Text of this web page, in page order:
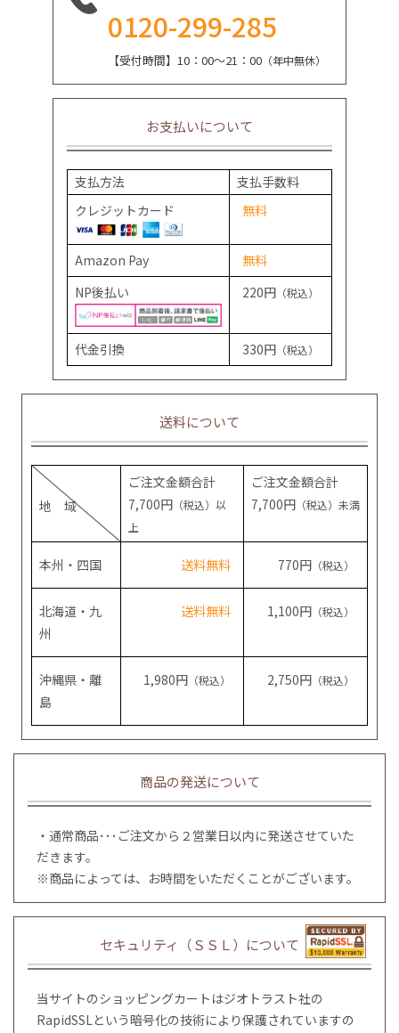
0120-299-285
【受付時間】10：00～21：00 （年中無休）
お支払いについて
支払方法
支払手数料
クレジットカード
無料
Amazon Pay
無料
NP後払い
220円 （税込）
代金引換 330円 （税込）
送料について
地 域
ご注文金額合計
7,700円 （税込）以
上
ご注文金額合計
7,700円 （税込）未満
本州・四国 送料無料 770円 （税込）
北海道・九
州
送料無料 1,100円 （税込）
沖縄県・離
島
1,980円 （税込） 2,750円 （税込）
商品の発送について
・通常商品･･･ご注文から２営業日以内に発送させていた
だきます。
※商品によっては、お時間をいただくことがございます。
セキュリティ（ＳＳＬ）について
当サイトのショッピングカートはジオトラスト社の
RapidSSLという暗号化の技術により保護されていますの